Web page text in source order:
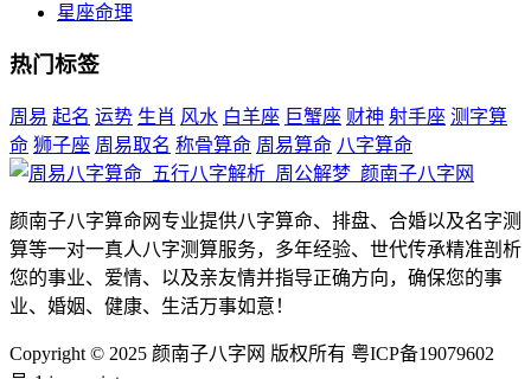
星座命理
热门标签
周易 起名 运势 生肖 风水 白羊座 巨蟹座 财神 射手座 测字算
命 狮子座 周易取名 称骨算命 周易算命 八字算命
颜南子八字算命网专业提供八字算命、排盘、合婚以及名字测
算等一对一真人八字测算服务，多年经验、世代传承精准剖析
您的事业、爱情、以及亲友情并指导正确方向，确保您的事
业、婚姻、健康、生活万事如意！
Copyright © 2025 颜南子八字网 版权所有 粤ICP备19079602